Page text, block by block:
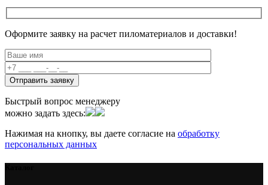
Оформите заявку на расчет пиломатериалов и доставки!
Быстрый вопрос менеджеру
можно задать здесь:
Нажимая на кнопку, вы даете согласие на обработку
персональных данных